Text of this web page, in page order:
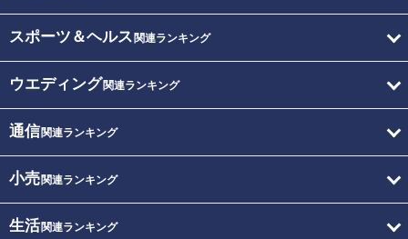
スポーツ＆ヘルス 関連ランキング
ウエディング関連ランキング
通信関連ランキング
小売関連ランキング
生活関連ランキング